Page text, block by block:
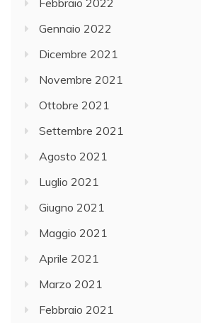
Febbraio 2022
Gennaio 2022
Dicembre 2021
Novembre 2021
Ottobre 2021
Settembre 2021
Agosto 2021
Luglio 2021
Giugno 2021
Maggio 2021
Aprile 2021
Marzo 2021
Febbraio 2021